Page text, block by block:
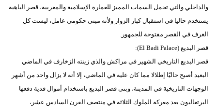
والداخلي والتي تحمل السمات المميز للعمارة الإسلامية والمغربية، قصر الباهية
يستخدم حاليا في استقبال كبار الزوار ولأنه مبنى حكومي عامل، ليست كل
الغرف في القصر مفتوحة للجمهور.
قصر البديع (El Badi Palace):
قصر البديع التاريخي الشهير في مراكش والذي زينته الزخارف في الماضي
البعيد أصبح حاليًا إطلالا مما كان عليه في الماضي، إلا أنه لا يزال واحد من أشهر
الوجهات التاريخية في المدينة، وبنى قصر البديع باستخدام أموال فدية دفعها
البرتغاليون بعد معركة الملوك الثلاثة في منتصف القرن السادس عشر،